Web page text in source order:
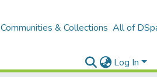
Communities & Collections All of
Log In